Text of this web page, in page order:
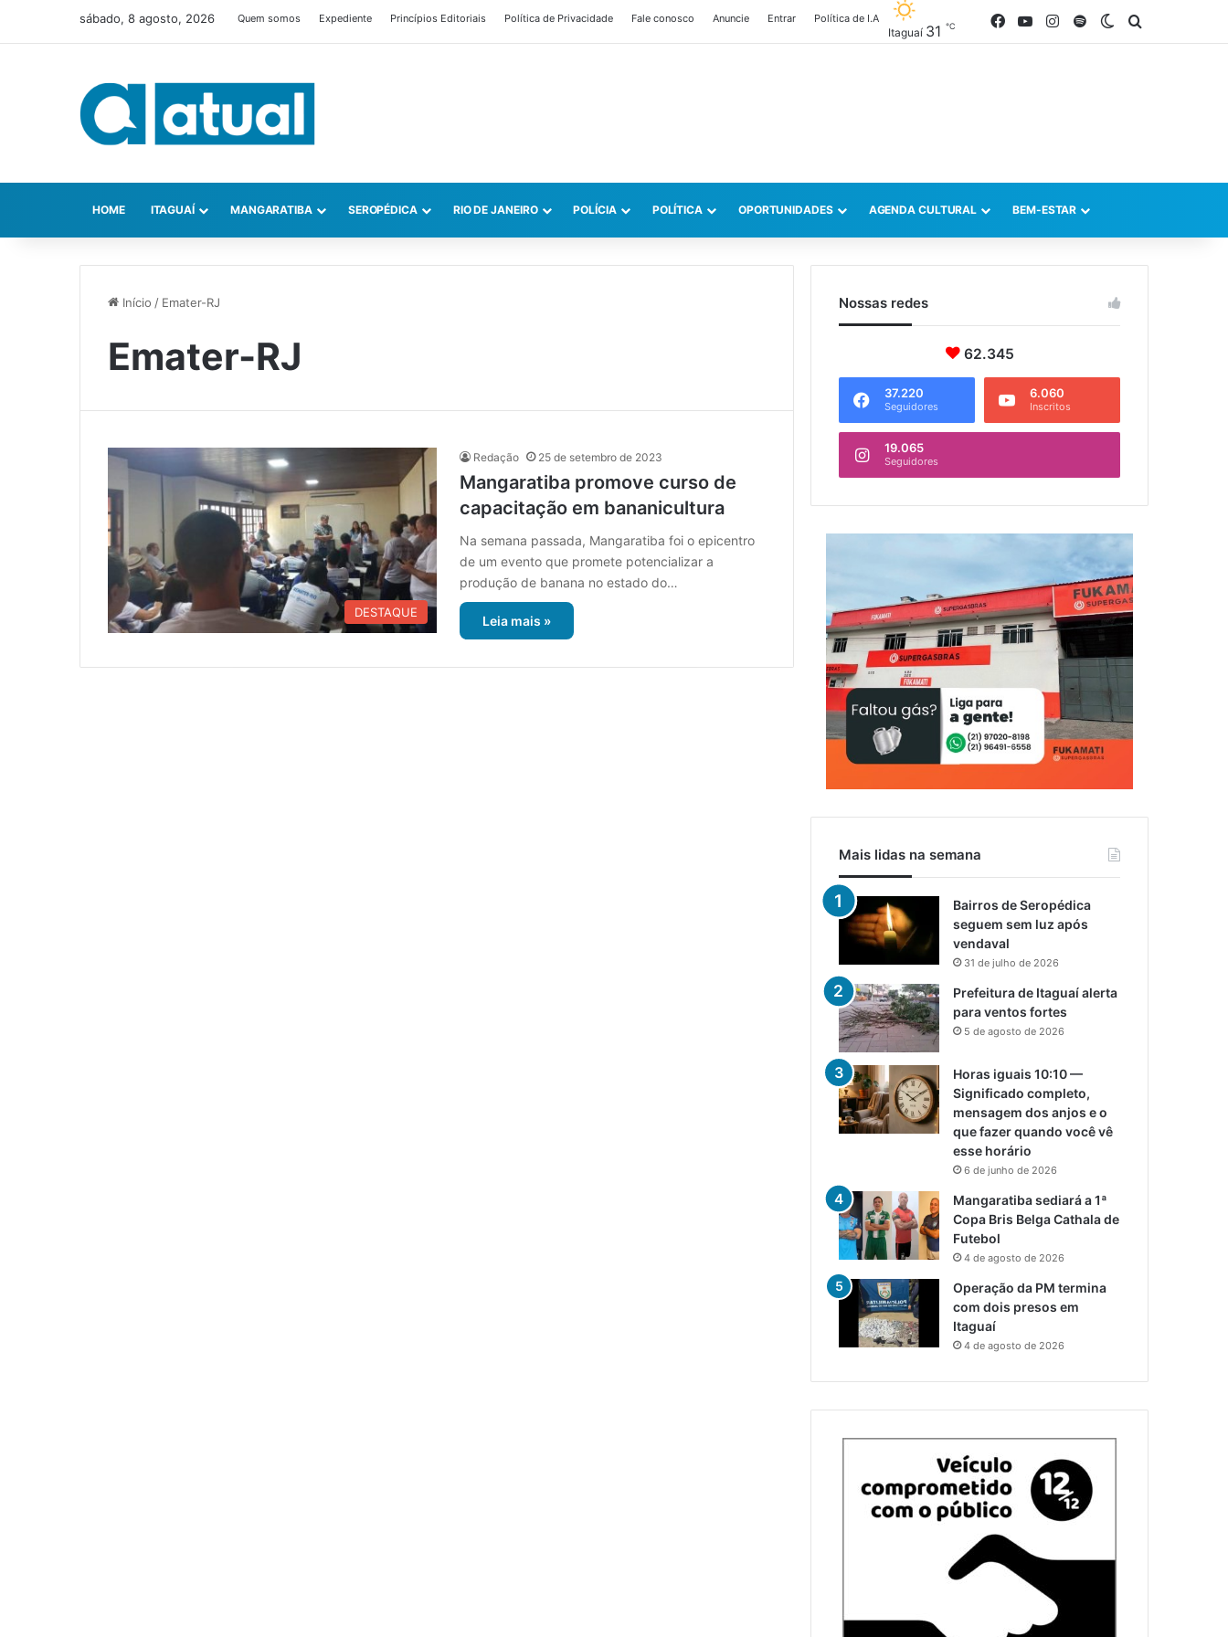
sábado, 8 agosto, 2026 Quem somos Expediente Princípios Editoriais Política de Privacidade Fale conosco Anuncie Entrar Política de I.A
Itaguaí 31 ℃ FacebookYouTubeInstagram
SpotifySwitch skin
HOME ITAGUAÍ MANGARATIBA SEROPÉDICA RIO DE JANEIRO POLÍCIA POLÍTICA OPORTUNIDADES AGENDA CULTURAL BEM-ESTAR
Início / Emater-RJ
Emater-RJ
DESTAQUE
Redação 25 de setembro de 2023
Mangaratiba promove curso de
capacitação em bananicultura
Na semana passada, Mangaratiba foi o epicentro
de um evento que promete potencializar a
produção de banana no estado do…
Leia mais »
Nossas redes
62.345
37.220
Seguidores
6.060
Inscritos
19.065
Seguidores
Mais lidas na semana
Bairros de Seropédica
seguem sem luz após
vendaval
31 de julho de 2026
Prefeitura de Itaguaí alerta
para ventos fortes
5 de agosto de 2026
Horas iguais 10:10 —
Significado completo,
mensagem dos anjos e o
que fazer quando você vê
esse horário
6 de junho de 2026
Mangaratiba sediará a 1ª
Copa Bris Belga Cathala de
Futebol
4 de agosto de 2026
Operação da PM termina
com dois presos em
Itaguaí
4 de agosto de 2026